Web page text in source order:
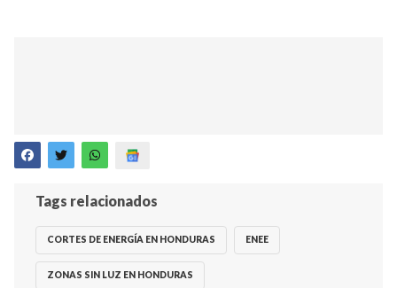
Tags relacionados
CORTES DE ENERGÍA EN HONDURAS ENEE
ZONAS SIN LUZ EN HONDURAS